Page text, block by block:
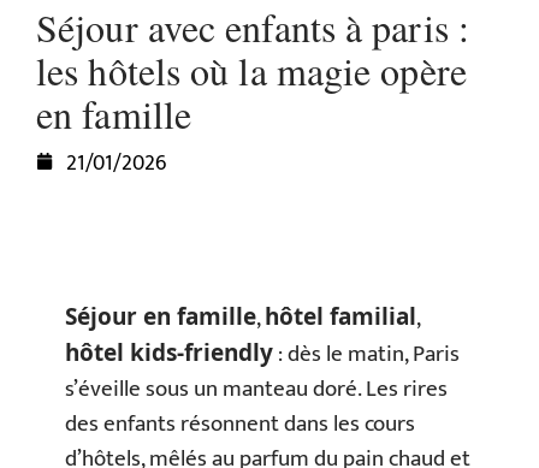
Séjour avec enfants à paris :
les hôtels où la magie opère
en famille
21/01/2026
Séjour en famille,hôtel familial,
hôtel kids-friendly: dès le matin, Paris
s’éveille sous un manteau doré. Les rires
des enfants résonnent dans les cours
d’hôtels, mêlés au parfum du pain chaud et